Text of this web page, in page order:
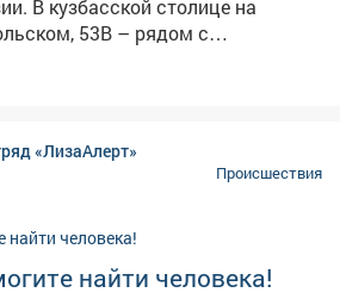
на
53В – рядом с
– сгорел дотла "кореец". В
VSE42.Ru пояснили, что
– сказали в
опубликовали кадры, на
то, что осталось от "корейца".
«ЛизаАлерт»
Происшествия
найти человека!